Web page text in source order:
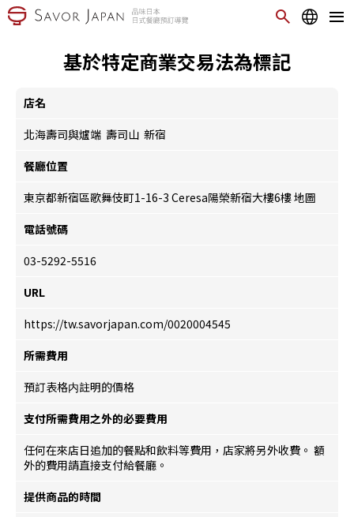
基於特定商業交易法為標記
店名
北海壽司與爐端 壽司山 新宿
餐廳位置
東京都新宿區歌舞伎町1-16-3 Ceresa陽榮新宿大樓6樓地圖
電話號碼
03-5292-5516
URL
https://tw.savorjapan.com/0020004545
所需費用
預訂表格内註明的價格
支付所需費用之外的必要費用
任何在來店日追加的餐點和飲料等費用，店家將另外收費。 額
外的費用請直接支付給餐廳。
提供商品的時間